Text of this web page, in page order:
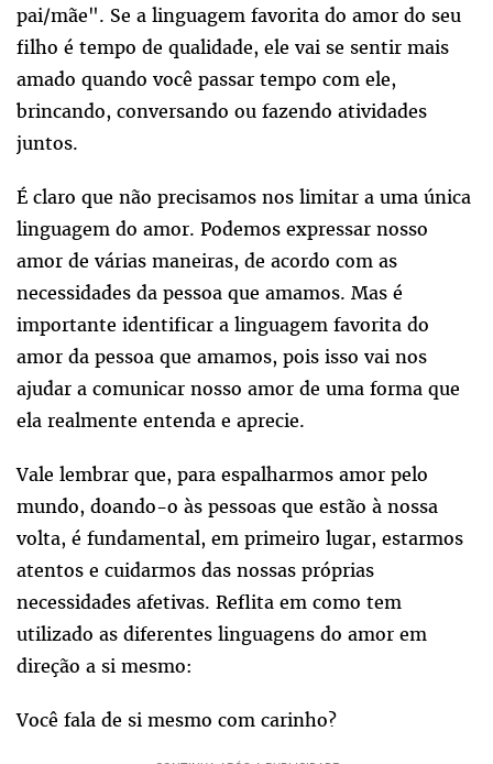
pai/mãe". Se a linguagem favorita do amor do seu
filho é tempo de qualidade, ele vai se sentir mais
amado quando você passar tempo com ele,
brincando, conversando ou fazendo atividades
juntos.
É claro que não precisamos nos limitar a uma única
linguagem do amor. Podemos expressar nosso
amor de várias maneiras, de acordo com as
necessidades da pessoa que amamos. Mas é
importante identificar a linguagem favorita do
amor da pessoa que amamos, pois isso vai nos
ajudar a comunicar nosso amor de uma forma que
ela realmente entenda e aprecie.
Vale lembrar que, para espalharmos amor pelo
mundo, doando-o às pessoas que estão à nossa
volta, é fundamental, em primeiro lugar, estarmos
atentos e cuidarmos das nossas próprias
necessidades afetivas. Reflita em como tem
utilizado as diferentes linguagens do amor em
direção a si mesmo:
Você fala de si mesmo com carinho?